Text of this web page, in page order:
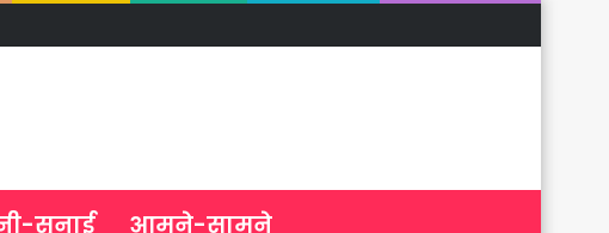
सुनाई आमने-सामने